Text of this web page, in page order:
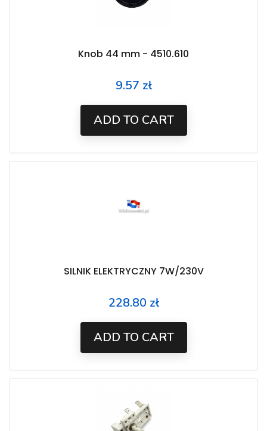
Knob 44 mm - 4510.610
Price
9.57 zł
ADD TO CART
SILNIK ELEKTRYCZNY 7W/230V
Price
228.80 zł
ADD TO CART